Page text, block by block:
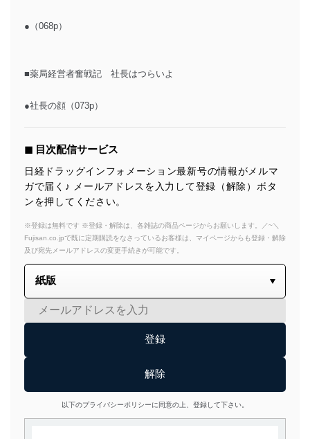
●（068p）
■薬局経営者奮戦記 社長はつらいよ
●社長の顔（073p）
◼︎ 目次配信サービス
日経ドラッグインフォメーション最新号の情報がメルマ
ガで届く♪ メールアドレスを入力して登録（解除）ボタ
ンを押してください。
※登録は無料です ※登録・解除は、各雑誌の商品ページからお願いします。／~＼
Fujisan.co.jpで既に定期購読をなさっているお客様は、マイページからも登録・解除
及び宛先メールアドレスの変更手続きが可能です。
以下のプライバシーポリシーに同意の上、登録して下さい。